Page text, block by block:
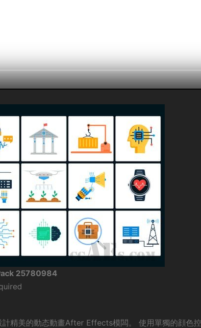
25780984
精美的動态動畫After Effects模闆。 使用單獨的顔色